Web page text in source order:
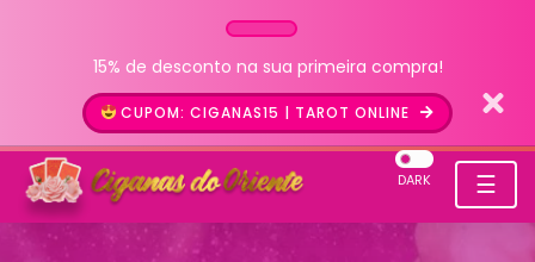
15% de desconto na sua primeira compra!
CUPOM: CIGANAS15 | TAROT ONLINE
☰
DARK